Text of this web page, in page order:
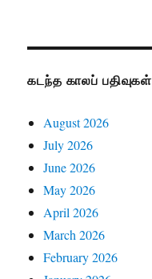
கடந்த காலப் பதிவுகள்
August 2026
July 2026
June 2026
May 2026
April 2026
March 2026
February 2026